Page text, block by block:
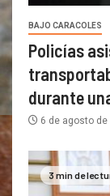
BAJO CARACOLES
Policías
durante
6 de agosto de
3 min de